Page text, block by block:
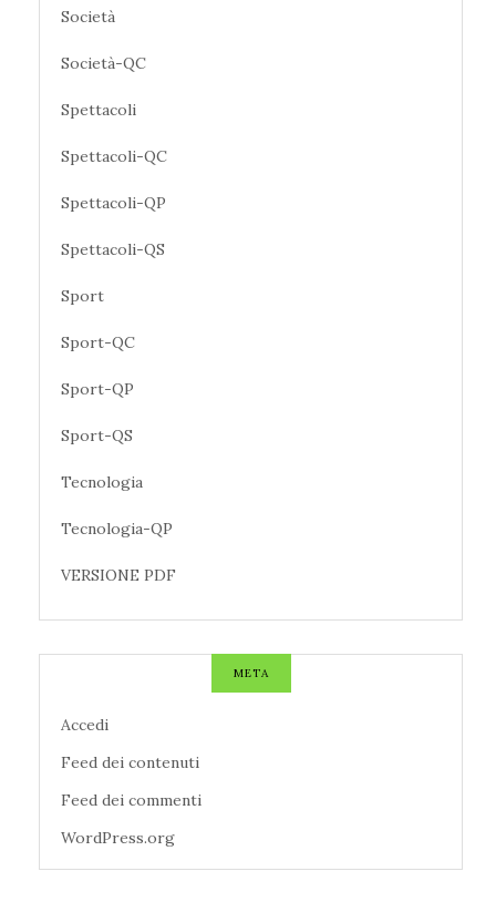
Società
Società-QC
Spettacoli
Spettacoli-QC
Spettacoli-QP
Spettacoli-QS
Sport
Sport-QC
Sport-QP
Sport-QS
Tecnologia
Tecnologia-QP
VERSIONE PDF
META
Accedi
Feed dei contenuti
Feed dei commenti
WordPress.org